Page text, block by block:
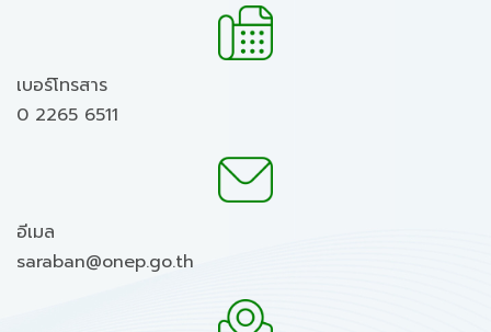
เบอร์โทรสาร
0 2265 6511
อีเมล
saraban@onep.go.th